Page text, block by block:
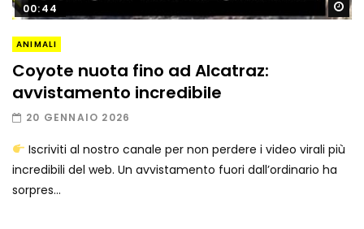
00:44
ANIMALI
Coyote nuota fino ad Alcatraz:
avvistamento incredibile
20 GENNAIO 2026
Iscriviti al nostro canale per non perdere i video virali più
incredibili del web. Un avvistamento fuori dall’ordinario ha
sorpres...